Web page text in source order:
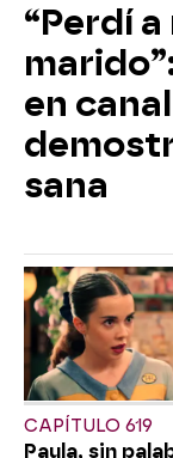
“Perdí
en
sana
CAPÍTULO 619
Paula, sin